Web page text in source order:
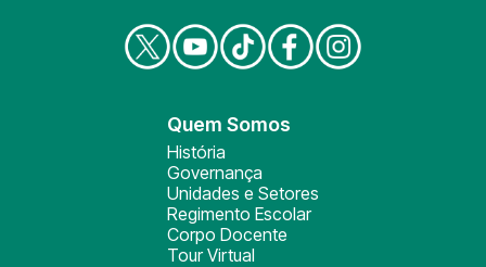
Quem Somos
História
Governança
Unidades e Setores
Regimento Escolar
Corpo Docente
Tour Virtual